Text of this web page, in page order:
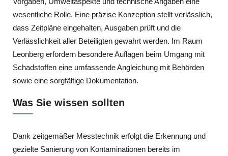
wesentliche Rolle. Eine präzise Konzeption stellt verlässlich,
dass Zeitpläne eingehalten, Ausgaben prüft und die
Verlässlichkeit aller Beteiligten gewahrt werden. Im Raum
Leonberg erfordern besondere Auflagen beim Umgang mit
Schadstoffen eine umfassende Angleichung mit Behörden
sowie eine sorgfältige Dokumentation.
Was Sie wissen sollten
Dank zeitgemäßer Messtechnik erfolgt die Erkennung und
gezielte Sanierung von Kontaminationen bereits im